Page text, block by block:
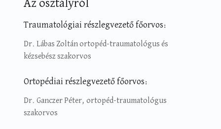
Az osztályról
Traumatológiai részlegvezető főorvos:
Dr. Lábas Zoltán ortopéd-traumatológus és
kézsebész szakorvos
Ortopédiai részlegvezető főorvos:
Dr. Ganczer Péter, ortopéd-traumatológus
szakorvos